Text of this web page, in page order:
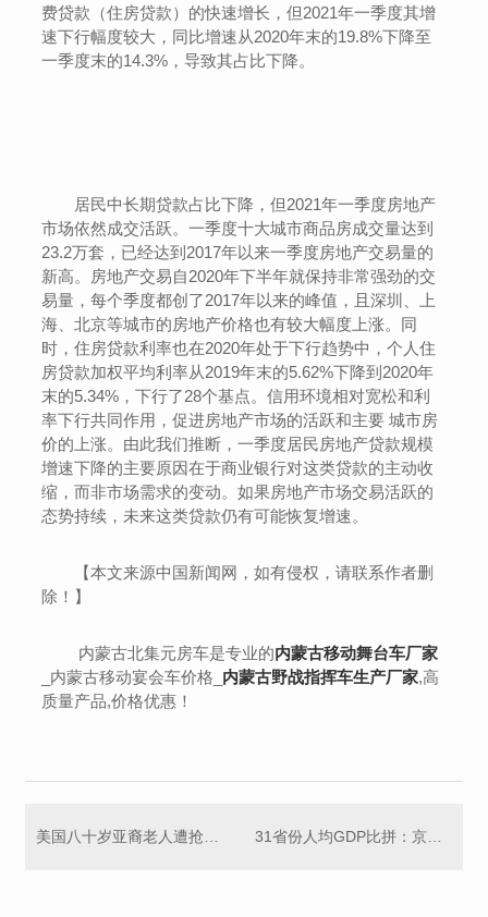
费贷款（住房贷款）的快速增长，但2021年一季度其增
速下行幅度较大，同比增速从2020年末的19.8%下降至
一季度末的14.3%，导致其占比下降。
居民中长期贷款占比下降，但2021年一季度房地产
市场依然成交活跃。一季度十大城市商品房成交量达到
23.2万套，已经达到2017年以来一季度房地产交易量的
新高。房地产交易自2020年下半年就保持非常强劲的交
易量，每个季度都创了2017年以来的峰值，且深圳、上
海、北京等城市的房地产价格也有较大幅度上涨。同
时，住房贷款利率也在2020年处于下行趋势中，个人住
房贷款加权平均利率从2019年末的5.62%下降到2020年
末的5.34%，下行了28个基点。信用环境相对宽松和利
率下行共同作用，促进房地产市场的活跃和主要 城市房
价的上涨。由此我们推断，一季度居民房地产贷款规模
增速下降的主要原因在于商业银行对这类贷款的主动收
缩，而非市场需求的变动。如果房地产市场交易活跃的
态势持续，未来这类贷款仍有可能恢复增速。
【本文来源中国新闻网，如有侵权，请联系作者删
除！】
内蒙古北集元房车是专业的内蒙古移动舞台车厂家
_内蒙古移动宴会车价格_ 内蒙古野战指挥车生产厂家,高
质量产品,价格优惠！